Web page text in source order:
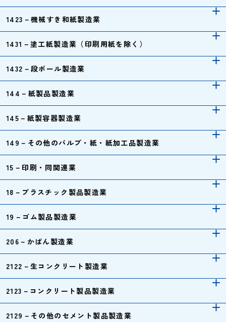
1423－機械すき和紙製造業
1431－塗工紙製造業（印刷用紙を除く）
1432－段ボール製造業
144－紙製品製造業
145－紙製容器製造業
149－その他のパルプ・紙・紙加工品製造業
15－印刷・同関連業
18－プラスチック製品製造業
19－ゴム製品製造業
206－かばん製造業
2122－生コンクリート製造業
2123－コンクリート製品製造業
2129－その他のセメント製品製造業